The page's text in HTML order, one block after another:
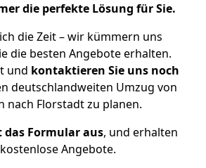
die perfekte Lösung für Sie.
die Zeit – wir kümmern uns
die besten Angebote erhalten.
und kontaktieren Sie uns noch
deutschlandweiten Umzug von
nach Florstadt zu planen.
das Formular aus, und erhalten
Angebote.